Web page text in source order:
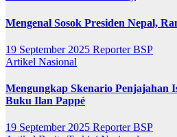
Mengenal Sosok Presiden Nepal,
19 September 2025 Reporter BSP
Artikel Nasional
Mengungkap Skenario Penjajahan
Buku Ilan Pappé
19 September 2025 Reporter BSP